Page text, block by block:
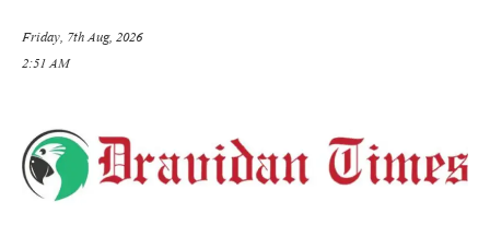
Friday, 7th Aug, 2026
2:51 AM